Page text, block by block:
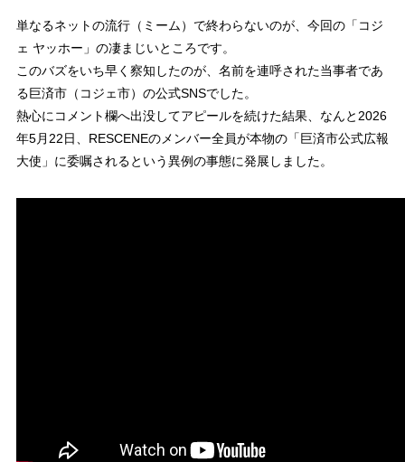
単なるネットの流行（ミーム）で終わらないのが、今回の「コジ
ェ ヤッホー」の凄まじいところです。
このバズをいち早く察知したのが、名前を連呼された当事者であ
る巨済市（コジェ市）の公式SNSでした。
熱心にコメント欄へ出没してアピールを続けた結果、なんと2026
年5月22日、RESCENEのメンバー全員が本物の「巨済市公式広報
大使」に委嘱されるという異例の事態に発展しました。